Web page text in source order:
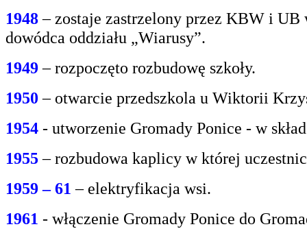
1948– zostaje zastrzelony przez KBW i
dowódca oddziału „Wiarusy”.
1949 – rozpoczęto rozbudowę szkoły.
1950 – otwarcie przedszkola u Wiktorii
1954 - utworzenie Gromady Ponice - w
1955 – rozbudowa kaplicy w której
1959 – 61 – elektryfikacja wsi.
1961 - włączenie Gromady Ponice do